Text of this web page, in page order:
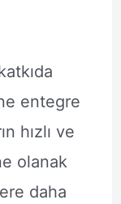
entegre
hızlı ve
olanak
daha